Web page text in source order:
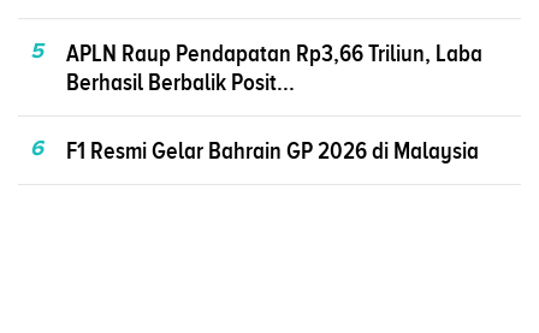
5
APLN Raup Pendapatan Rp3,66 Triliun, Laba
Berhasil Berbalik Posit...
6 F1 Resmi Gelar Bahrain GP 2026 di Malaysia